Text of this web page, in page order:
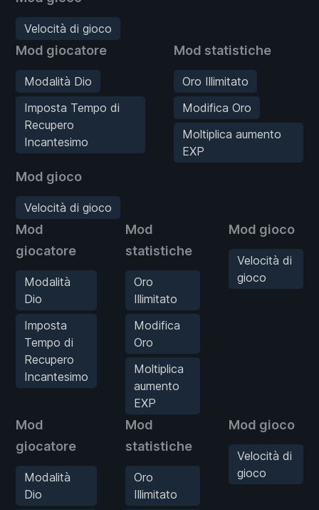
Velocità di gioco
Mod giocatore
Modalità Dio
Imposta Tempo di
Recupero
Incantesimo
Mod gioco
Velocità di gioco
Mod statistiche
Oro Illimitato
Modifica Oro
Moltiplica aumento
EXP
Mod
giocatore
Modalità
Dio
Imposta
Tempo di
Recupero
Incantesimo
Mod
statistiche
Oro
Illimitato
Modifica
Oro
Moltiplica
aumento
EXP
Mod gioco
Velocità di
gioco
Mod
giocatore
Modalità
Dio
Mod
statistiche
Oro
Illimitato
Mod gioco
Velocità di
gioco